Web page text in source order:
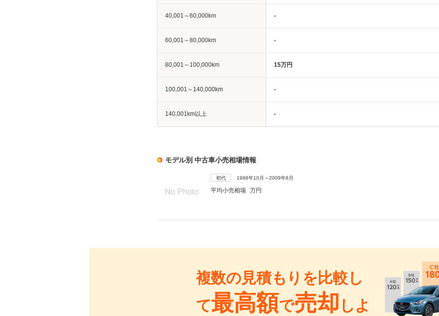
40,001～60,000km -
60,001～80,000km -
80,001～100,000km 15万円
100,001～140,000km -
140,001km以上 -
モデル別 中古車小売相場情報
初代 1998年10月～2009年8月
平均小売相場 万円
複数の見積もりを比較し
て最高額で売却 しよ